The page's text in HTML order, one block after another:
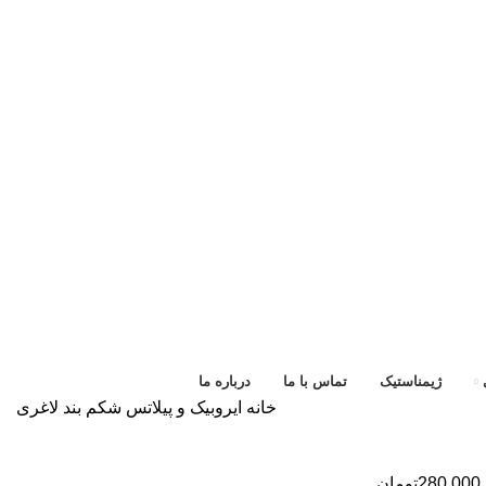
ژیمناستیک تماس با ما درباره ما
خانه ایروبیک و پیلاتس شکم بند لاغری